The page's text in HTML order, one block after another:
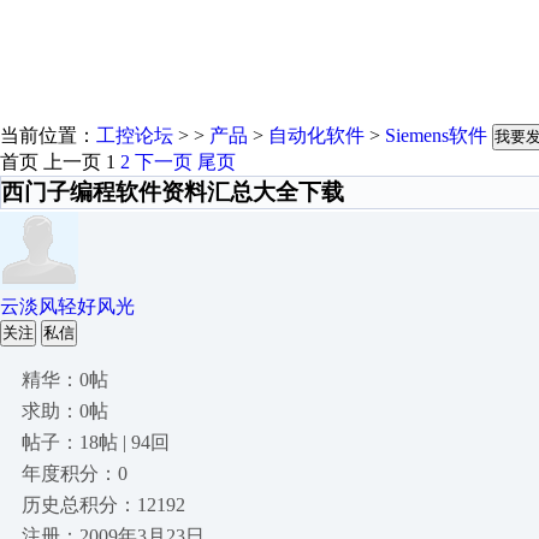
当前位置： 工控论坛 > > 产品 > 自动化软件 > Siemens软件 我要
首页 上一页 1 2 下一页 尾页
西门子编程软件资料汇总大全下载
云淡风轻好风光
关注 私信
精华：0帖
求助：0帖
帖子：18帖 | 94回
年度积分：0
历史总积分：12192